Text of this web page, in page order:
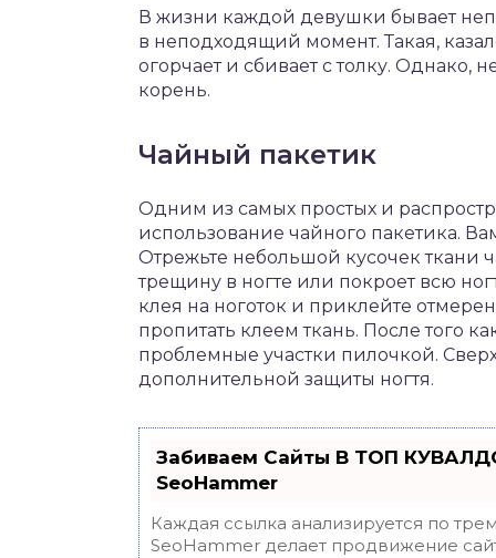
В жизни каждой девушки бывает
в неподходящий момент. Такая,
огорчает и сбивает с толку. Однако,
корень.
Чайный пакетик
Одним из самых простых и
использование чайного пакетика.
Отрежьте небольшой кусочек ткани
трещину в ногте или покроет всю
клея на ноготок и приклейте
пропитать клеем ткань. После того
проблемные участки пилочкой.
дополнительной защиты ногтя.
Забиваем Сайты В ТОП
SeoHammer
Каждая ссылка анализируется по
SeoHammer делает продвижение